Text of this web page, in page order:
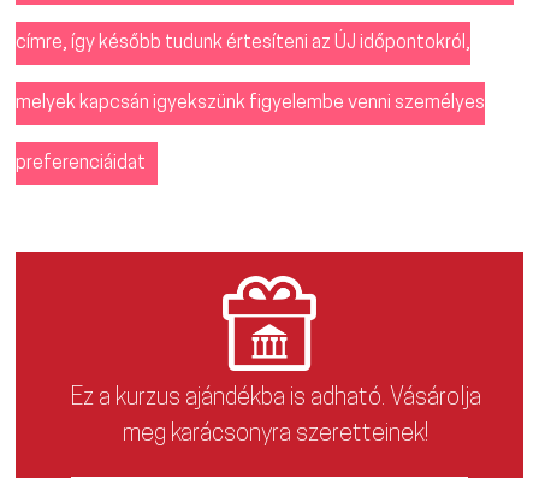
címre, így később tudunk értesíteni az ÚJ időpontokról,
melyek kapcsán igyekszünk figyelembe venni személyes
preferenciáidat
Ez a kurzus ajándékba is adható. Vásárolja
meg karácsonyra szeretteinek!